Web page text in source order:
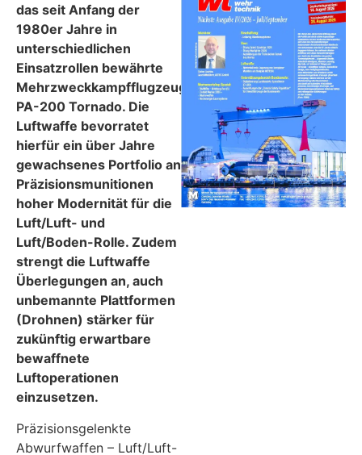
das seit Anfang der
1980er Jahre in
unterschiedlichen
Einsatzrollen bewährte
Mehrzweckkampfflugzeug
PA-200 Tornado. Die
Luftwaffe bevorratet
hierfür ein über Jahre
gewachsenes Portfolio an
Präzisionsmunitionen
hoher Modernität für die
Luft/Luft- und
Luft/Boden-Rolle. Zudem
strengt die Luftwaffe
Überlegungen an, auch
unbemannte Plattformen
(Drohnen) stärker für
zukünftig erwartbare
bewaffnete
Luftoperationen
einzusetzen.
Präzisionsgelenkte
Abwurfwaffen – Luft/Luft-